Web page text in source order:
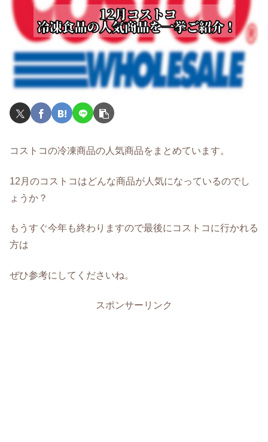
コストコの冷凍商品の人気商品をまとめています。
12月のコストコはどんな商品が人気になっているのでし
ょうか？
もうすぐ今年も終わりますので最後にコストコに行かれる
方は
ぜひ参考にしてくださいね。
スポンサーリンク